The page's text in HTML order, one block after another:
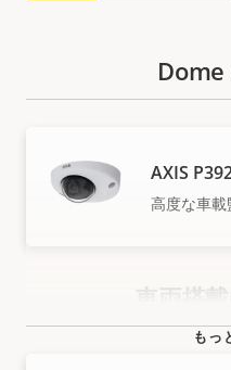
もっ
AXIS
高度な車載
車両搭